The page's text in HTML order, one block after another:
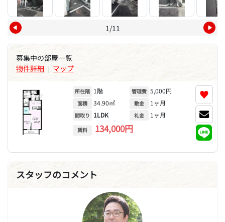
1/11
募集中の部屋一覧
物件詳細 | マップ
所在階 1階
面積 34.90㎡
間取り 1LDK
賃料 134,000円
管理費 5,000円
敷金 1ヶ月
礼金 1ヶ月
♥
スタッフのコメント